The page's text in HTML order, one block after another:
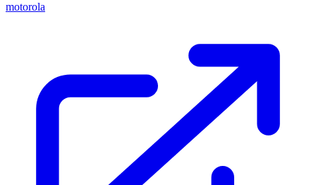
motorola